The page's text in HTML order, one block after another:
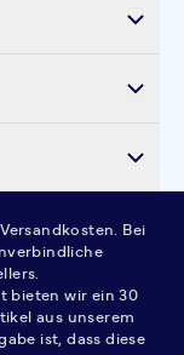
Bei
bieten wir ein 30
aus unserem
ist, dass diese